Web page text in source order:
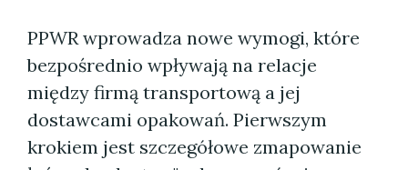
PPWR wprowadza nowe wymogi, które
bezpośrednio wpływają na relacje
między firmą transportową a jej
dostawcami opakowań. Pierwszym
krokiem jest szczegółowe zmapowanie